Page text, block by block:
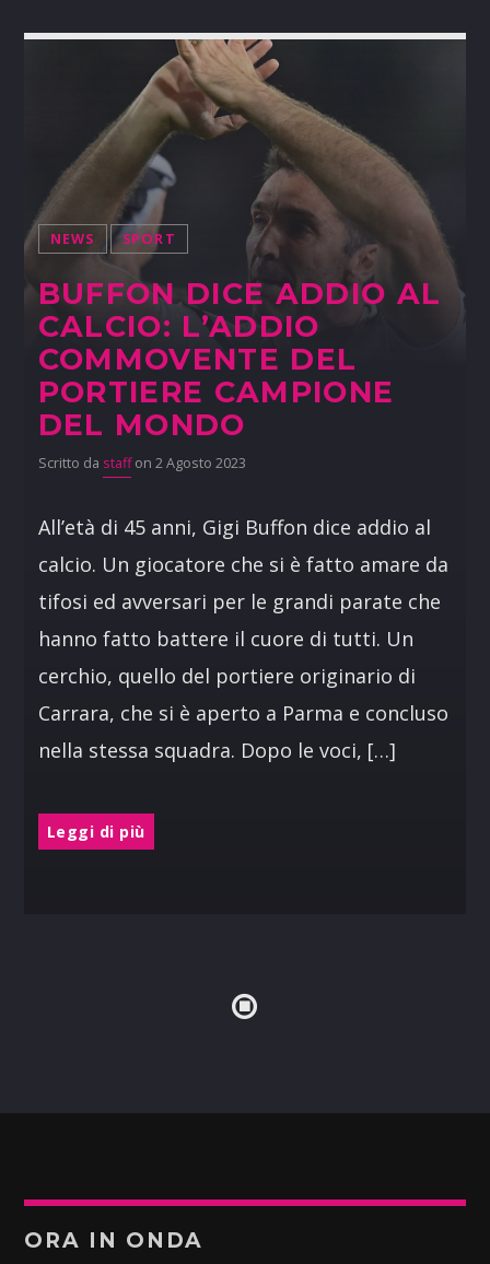
NEWS SPORT
BUFFON DICE ADDIO AL
CALCIO: L’ADDIO
COMMOVENTE DEL
PORTIERE CAMPIONE
DEL MONDO
Scritto da staffon 2 Agosto 2023
All’età di 45 anni, Gigi Buffon dice addio al
calcio. Un giocatore che si è fatto amare da
tifosi ed avversari per le grandi parate che
hanno fatto battere il cuore di tutti. Un
cerchio, quello del portiere originario di
Carrara, che si è aperto a Parma e concluso
nella stessa squadra. Dopo le voci, […]
Leggi di più
ORA IN ONDA